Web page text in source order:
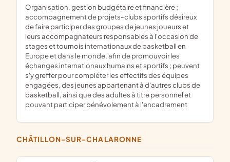
organisation, gestion budgétaire et financière ;
accompagnement de projets-clubs sportifs désireux
de faire participer des groupes de jeunes joueurs et
leurs accompagnateurs responsables à l'occasion de
stages et tournois internationaux de basketball en
Europe et dans le monde, afin de promouvoir les
échanges internationaux humains et sportifs ; peuvent
s'y greffer pour compléter les effectifs des équipes
engagées, des jeunes appartenant à d'autres clubs de
basketball, ainsi que des adultes à titre personnel et
pouvant participer bénévolement à l'encadrement
CHÂTILLON-SUR-CHALARONNE